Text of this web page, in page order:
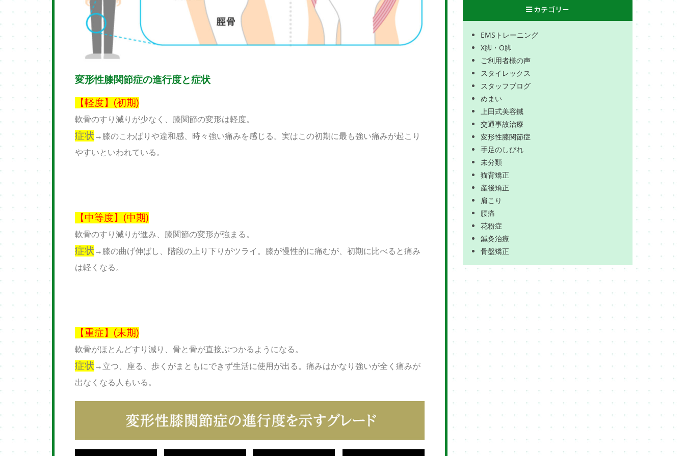
変形性膝関節症の進行度と症状
【軽度】(初期)
軟骨のすり減りが少なく、膝関節の変形は軽度。
症状 →膝のこわばりや違和感、時々強い痛みを感じる。実はこの初期に最も強い痛みが起こり
やすいといわれている。
【中等度】(中期)
軟骨のすり減りが進み、膝関節の変形が強まる。
症状 →膝の曲げ伸ばし、階段の上り下りがツライ。膝が慢性的に痛むが、初期に比べると痛み
は軽くなる。
【重症】(末期)
軟骨がほとんどすり減り、骨と骨が直接ぶつかるようになる。
症状 →立つ、座る、歩くがまともにできず生活に使用が出る。痛みはかなり強いが全く痛みが
出なくなる人もいる。
カテゴリー
EMSトレーニング
X脚・O脚
ご利用者様の声
スタイレックス
スタッフブログ
めまい
上田式美容鍼
交通事故治療
変形性膝関節症
手足のしびれ
未分類
猫背矯正
産後矯正
肩こり
腰痛
花粉症
鍼灸治療
骨盤矯正